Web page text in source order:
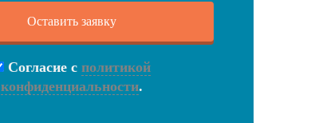
Согласие с политикой
конфиденциальности.